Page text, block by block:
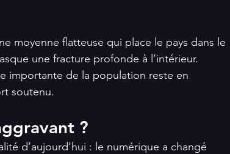
moyenne flatteuse qui place le pays dans le
une fracture profonde à l’intérieur.
importante de la population reste en
soutenu.
?
d’aujourd’hui : le numérique a changé